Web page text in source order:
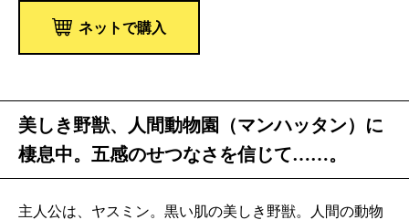
ネットで購入
美しき野獣、人間動物園（マンハッタン）に
棲息中。五感のせつなさを信じて……。
主人公は、ヤスミン。黒い肌の美しき野獣。人間の動物